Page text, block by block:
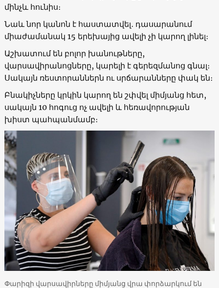
մինչև հունիս։
Նաև նոր կանոն է հաստատվել․ դասարանում
միաժամանակ 15 երեխայից ավելի չի կարող լինել։
Աշխատում են բոլոր խանութները,
վարսավիրանոցները, կարելի է գերեզմանոց գնալ։
Սակայն ռեստորաններն ու սրճարանները փակ են։
Բնակիչները կրկին կարող են շփվել միմյանց հետ,
սակայն 10 հոգուց ոչ ավելի և հեռավորության
խիստ պահպանմամբ։
Փարիզի վարսավիրները միմյանց վրա փորձարկում են